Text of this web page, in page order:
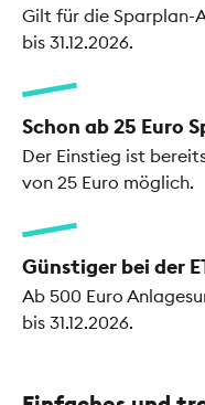
Gilt für die Sparplan-
bis 31.12.2026.
Schon ab 25 Euro
Der Einstieg ist
von 25 Euro möglich.
Günstiger bei der
Ab 500 Euro
bis 31.12.2026.